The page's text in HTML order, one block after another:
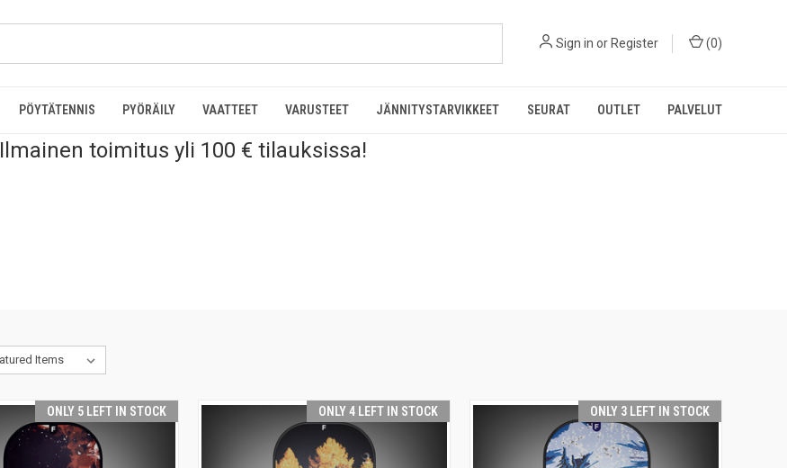
Sign in orRegister (0)
PÖYTÄTENNIS PYÖRÄILY VAATTEET VARUSTEET JÄNNITYSTARVIKKEET SEURAT OUTLET PALVELUT
Ilmainen toimitus yli 100 € tilauksissa!
ONLY 5 LEFT IN STOCK ONLY 4 LEFT IN STOCK ONLY 3 LEFT IN STOCK